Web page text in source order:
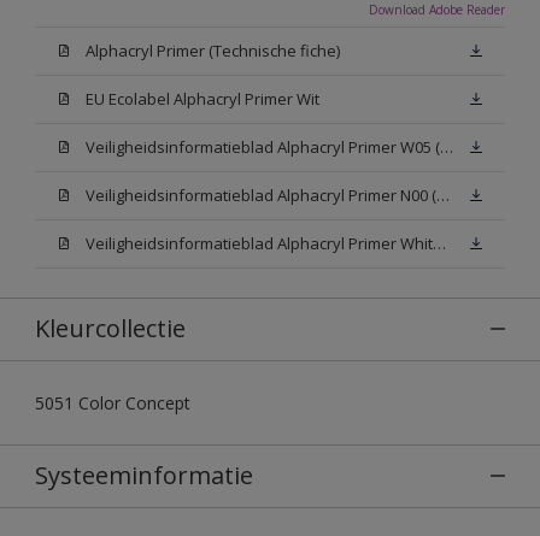
Download Adobe Reader
Alphacryl Primer (Technische fiche)
EU Ecolabel Alphacryl Primer Wit
Veiligheidsinformatieblad Alphacryl Primer W05 (SDS)
Veiligheidsinformatieblad Alphacryl Primer N00 (SDS)
Veiligheidsinformatieblad Alphacryl Primer White (SDS)
Kleurcollectie
5051 Color Concept
Systeeminformatie